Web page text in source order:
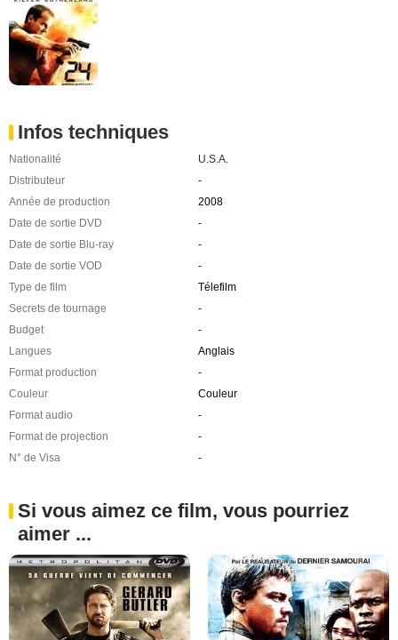
Infos techniques
Nationalité
U.S.A.
Distributeur
-
Année de production
2008
Date de sortie DVD
-
Date de sortie Blu-ray
-
Date de sortie VOD
-
Type de film
Télefilm
Secrets de tournage
-
Budget
-
Langues
Anglais
Format production
-
Couleur
Couleur
Format audio
-
Format de projection
-
N° de Visa
-
Si vous aimez ce film, vous pourriez
aimer ...